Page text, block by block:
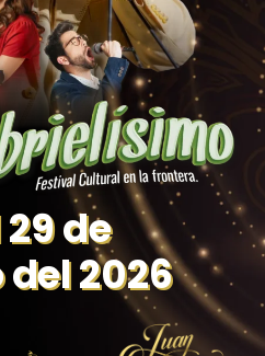
29 de
2026